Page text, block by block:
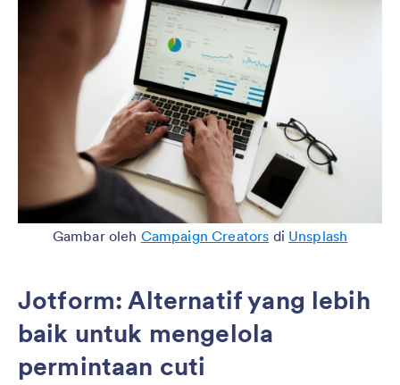
Gambar oleh Campaign Creators di Unsplash
Jotform: Alternatif yang lebih
baik untuk mengelola
permintaan cuti